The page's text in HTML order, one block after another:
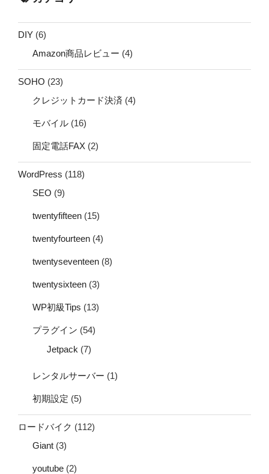
DIY (6)
Amazon商品レビュー (4)
SOHO (23)
クレジットカード決済 (4)
モバイル (16)
固定電話FAX (2)
WordPress (118)
SEO (9)
twentyfifteen (15)
twentyfourteen (4)
twentyseventeen (8)
twentysixteen (3)
WP初級Tips (13)
プラグイン (54)
Jetpack (7)
レンタルサーバー (1)
初期設定 (5)
ロードバイク (112)
Giant (3)
youtube (2)